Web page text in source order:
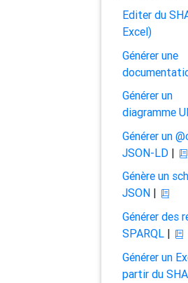
Editer du
Excel)
Générer une
Générer un
diagramme
Générer un
JSON-LD|
Génère un
JSON|
Générer des
SPARQL|
Générer un
partir du